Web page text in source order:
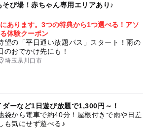
び場！赤ちゃん専用エリアあり♪
あります。3つの特典から1つ選べる！アソ
体験クーポン
望の「平日通い放題パス」スタート！雨の
のおでかけ先にも！
埼玉県川口市
ーなど1日遊び放題で1,300円～！
袋から電車で約40分！屋根付きで雨や日差
も気にせず遊べる♪